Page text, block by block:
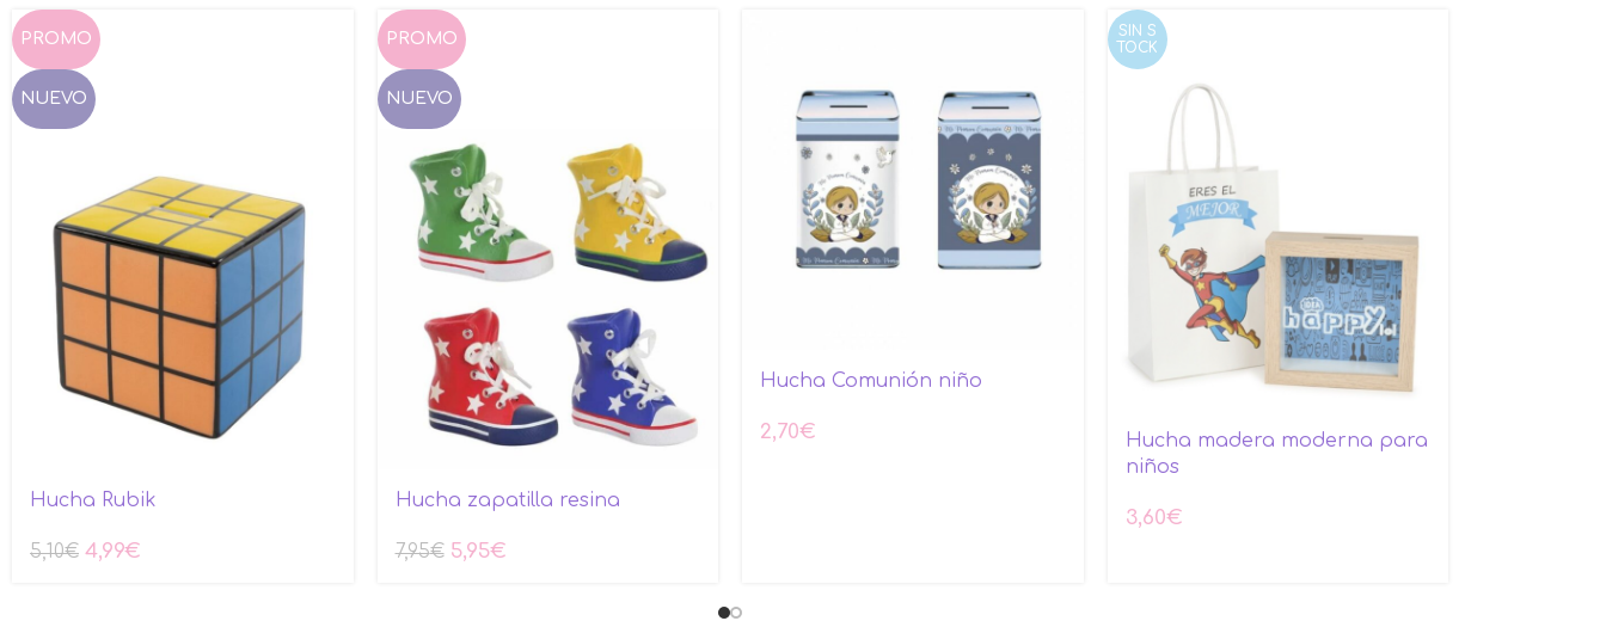
PROMO
NUEVO
Hucha Rubik
5,10€ 4,99€
PROMO
NUEVO
Hucha zapatilla resina
7,95€ 5,95€
Hucha Comunión niño
2,70€
SIN S
TOCK
Hucha madera moderna para
niños
3,60€